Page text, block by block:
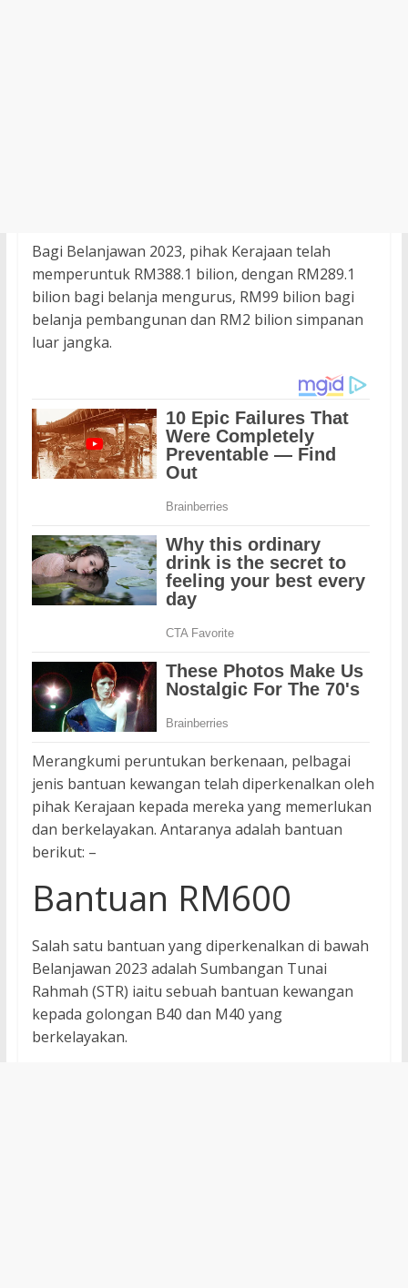
Bagi Belanjawan 2023, pihak Kerajaan telah
memperuntuk RM388.1 bilion, dengan RM289.1
bilion bagi belanja mengurus, RM99 bilion bagi
belanja pembangunan dan RM2 bilion simpanan
luar jangka.
Merangkumi peruntukan berkenaan, pelbagai
jenis bantuan kewangan telah diperkenalkan oleh
pihak Kerajaan kepada mereka yang memerlukan
dan berkelayakan. Antaranya adalah bantuan
berikut: –
Bantuan RM600
Salah satu bantuan yang diperkenalkan di bawah
Belanjawan 2023 adalah Sumbangan Tunai
Rahmah (STR) iaitu sebuah bantuan kewangan
kepada golongan B40 dan M40 yang
berkelayakan.